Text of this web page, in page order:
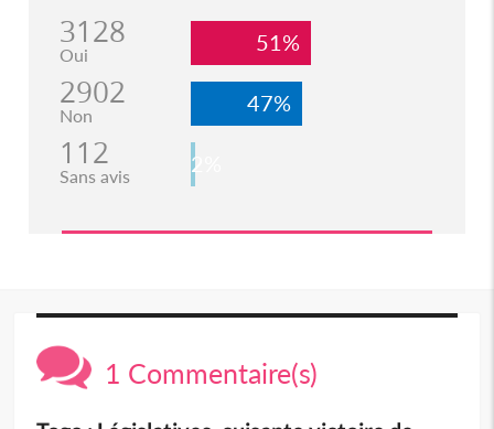
3128
Oui 51%
2902
Non 47%
112
Sans avis 2%
1 Commentaire(s)